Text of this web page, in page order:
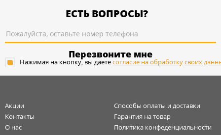
ЕСТЬ ВОПРОСЫ?
Перезвоните мне
Нажимая на кнопку, вы даетесогласие на обработку своих
Акции
Контакты
О нас
Способы оплаты и доставки
Гарантия на товар
Политика конфеденциальности